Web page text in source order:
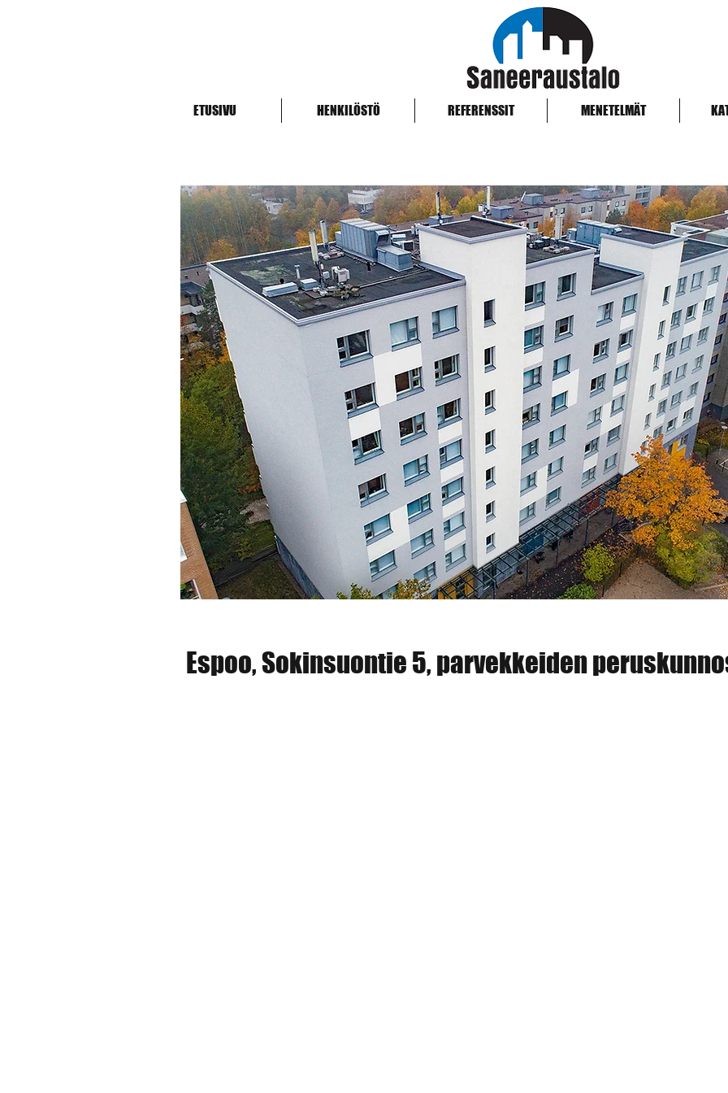
ETUSIVU HENKILÖSTÖ REFERENSSIT MENETELMÄT
Espoo, Sokinsuontie 5
Espoo, Sokinsuontie 5, parvekkeiden